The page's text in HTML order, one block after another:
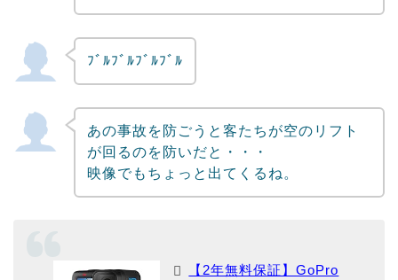
ﾌﾞﾙﾌﾞﾙﾌﾞﾙﾌﾞﾙ
あの事故を防ごうと客たちが空のリフト
が回るのを防いだと・・・
映像でもちょっと出てくるね。
【2年無料保証】GoPro